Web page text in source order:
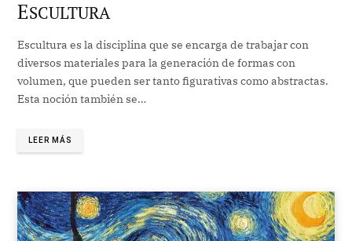
ESCULTURA
Escultura es la disciplina que se encarga de trabajar con
diversos materiales para la generación de formas con
volumen, que pueden ser tanto figurativas como abstractas.
Esta noción también se…
LEER MÁS